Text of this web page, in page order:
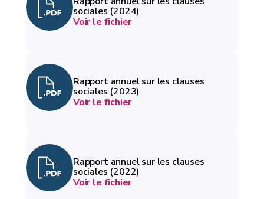
sociales (2024)
Voir le fichier
Rapport annuel sur les clauses
sociales (2023)
Voir le fichier
Rapport annuel sur les clauses
sociales (2022)
Voir le fichier